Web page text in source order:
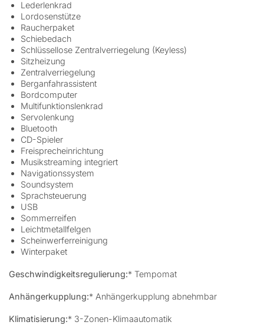
Lederlenkrad
Lordosenstütze
Raucherpaket
Schiebedach
Schlüssellose Zentralverriegelung (Keyless)
Sitzheizung
Zentralverriegelung
Berganfahrassistent
Bordcomputer
Multifunktionslenkrad
Servolenkung
Bluetooth
CD-Spieler
Freisprecheinrichtung
Musikstreaming integriert
Navigationssystem
Soundsystem
Sprachsteuerung
USB
Sommerreifen
Leichtmetallfelgen
Scheinwerferreinigung
Winterpaket
Geschwindigkeitsregulierung:* Tempomat
Anhängerkupplung:* Anhängerkupplung abnehmbar
Klimatisierung:* 3-Zonen-Klimaautomatik